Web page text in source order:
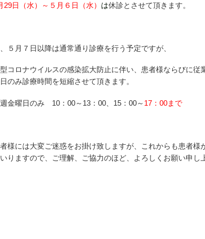
29日（水）～５月６日（水） は休診とさせて頂きます。
５月７日以降は通常通り診療を行う予定ですが、
コロナウイルスの感染拡大防止に伴い、患者様ならびに
のみ診療時間を短縮させて頂きます。
金曜日のみ 10：00～13：00、15：00～ 17：00まで
様には大変ご迷惑をお掛け致しますが、これからも患者
りますので、ご理解、ご協力のほど、よろしくお願い申し